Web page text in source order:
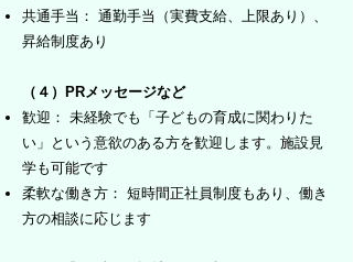
共通手当： 通勤手当（実費支給、上限あり）、
昇給制度あり
（４）PRメッセージなど
歓迎： 未経験でも「子どもの育成に関わりた
い」という意欲のある方を歓迎します。施設見
学も可能です
柔軟な働き方： 短時間正社員制度もあり、働き
方の相談に応じます